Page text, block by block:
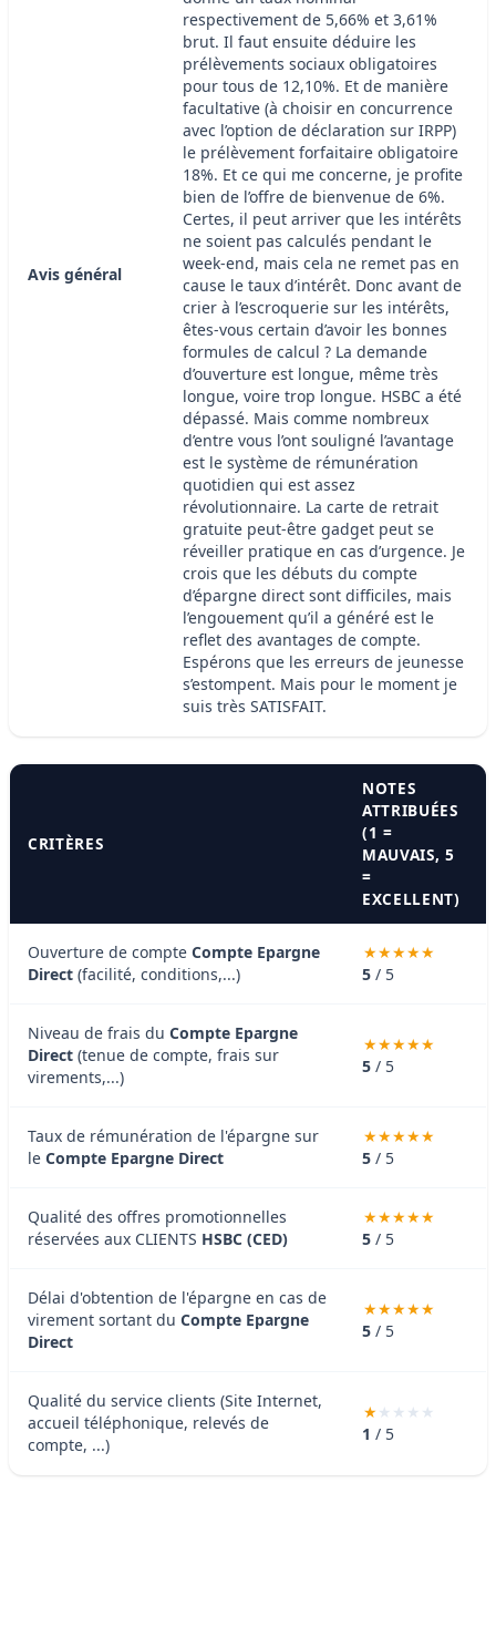
Avis général
respectivement de 5,66% et 3,61%
brut. Il faut ensuite déduire les
prélèvements sociaux obligatoires
pour tous de 12,10%. Et de manière
facultative (à choisir en concurrence
avec l’option de déclaration sur IRPP)
le prélèvement forfaitaire obligatoire
18%. Et ce qui me concerne, je profite
bien de l’offre de bienvenue de 6%.
Certes, il peut arriver que les intérêts
ne soient pas calculés pendant le
week-end, mais cela ne remet pas en
cause le taux d’intérêt. Donc avant de
crier à l’escroquerie sur les intérêts,
êtes-vous certain d’avoir les bonnes
formules de calcul ? La demande
d’ouverture est longue, même très
longue, voire trop longue. HSBC a été
dépassé. Mais comme nombreux
d’entre vous l’ont souligné l’avantage
est le système de rémunération
quotidien qui est assez
révolutionnaire. La carte de retrait
gratuite peut-être gadget peut se
réveiller pratique en cas d’urgence. Je
crois que les débuts du compte
d’épargne direct sont difficiles, mais
l’engouement qu’il a généré est le
reflet des avantages de compte.
Espérons que les erreurs de jeunesse
s’estompent. Mais pour le moment je
suis très SATISFAIT.
CRITÈRES
NOTES
ATTRIBUÉES
(1 =
MAUVAIS, 5
=
EXCELLENT)
Ouverture de compte Compte Epargne
Direct (facilité, conditions,...) 5 / 5
Niveau de frais du Compte Epargne
Direct (tenue de compte, frais sur
virements,...)
5 / 5
Taux de rémunération de l'épargne sur
le Compte Epargne Direct 5 / 5
Qualité des offres promotionnelles
réservées aux CLIENTS HSBC (CED) 5 / 5
Délai d'obtention de l'épargne en cas de
virement sortant du Compte Epargne
Direct
5 / 5
Qualité du service clients (Site Internet,
accueil téléphonique, relevés de
compte, ...)
1 / 5